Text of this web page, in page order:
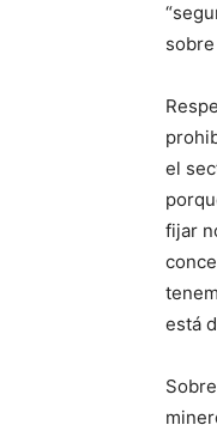
sobre
el
fijar
está